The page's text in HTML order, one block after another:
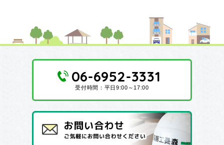
06-6952-3331
受付時間：平日9:00～17:00